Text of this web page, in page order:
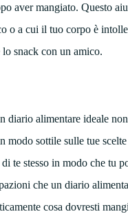
aver mangiato. Questo
o a cui il tuo corpo è
snack con un amico.
diario alimentare ideale
modo sottile sulle tue
te stesso in modo che tu
che un diario
cosa dovresti